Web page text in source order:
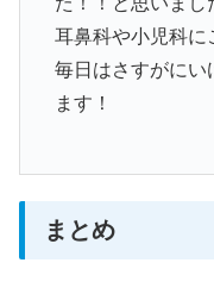
耳鼻科や小児科に
毎日はさすがにい
ます！
まとめ